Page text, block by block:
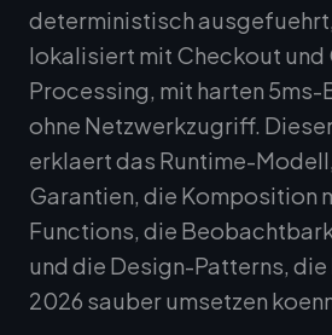
deterministisch
lokalisiert mit Checkout und
Processing, mit harten 5ms-
ohne Netzwerkzugriff.
erklaert das Runtime-
Garantien, die Komposition
Functions, die
und die Design-Patterns,
2026 sauber umsetzen